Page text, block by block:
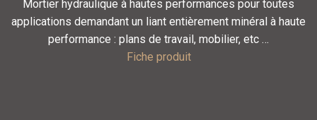
Mortier hydraulique à hautes performances pour toutes
applications demandant un liant entièrement minéral à haute
performance : plans de travail, mobilier, etc …
Fiche produit